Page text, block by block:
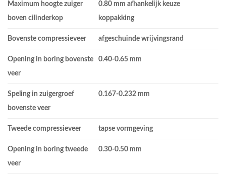
Maximum hoogte zuiger
boven cilinderkop
0.80 mm afhankelijk keuze
koppakking
Bovenste compressieveer afgeschuinde wrijvingsrand
Opening in boring bovenste
veer
0.40-0.65 mm
Speling in zuigergroef
bovenste veer
0.167-0.232 mm
Tweede compressieveer tapse vormgeving
Opening in boring tweede
veer
0.30-0.50 mm